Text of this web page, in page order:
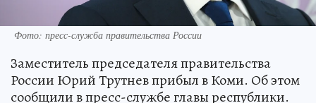
Фото: пресс-служба правительства России
Заместитель председателя правительства
России Юрий Трутнев прибыл в Коми. Об этом
сообщили в пресс-службе главы республики.